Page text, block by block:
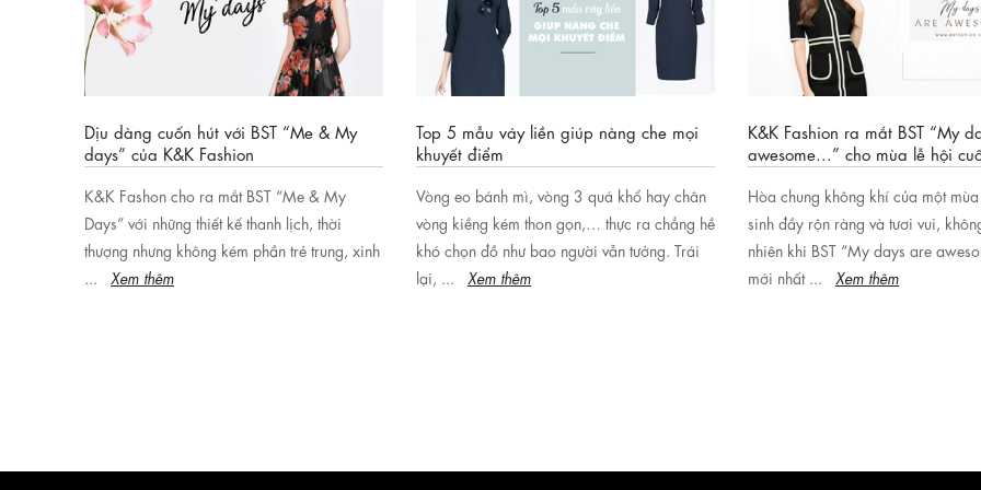
Dịu dàng cuốn hút với BST “Me & My
days” của K&K Fashion
K&K Fashon cho ra mắt BST “Me & My
Days” với những thiết kế thanh lịch, thời
thượng nhưng không kém phần trẻ trung, xinh
Xem thêm
Top 5 mẫu váy liền giúp nàng che mọi
khuyết điểm
Vòng eo bánh mì, vòng 3 quá khổ hay chân
vòng kiềng kém thon gọn,… thực ra chẳng hề
khó chọn đồ như bao người vẫn tưởng. Trái
lại, ...
Xem thêm
K&K Fashion ra mắt BST “My
awesome...” cho mùa lễ hội
Hòa chung không khí của một
sinh đầy rộn ràng và tươi vui,
nhiên khi BST “My days are
mới nhất ...
Xem thêm